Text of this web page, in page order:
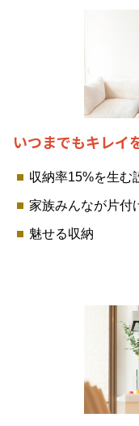
いつまでもキレイ
収納率15%を生む
家族みんなが片付
魅せる収納